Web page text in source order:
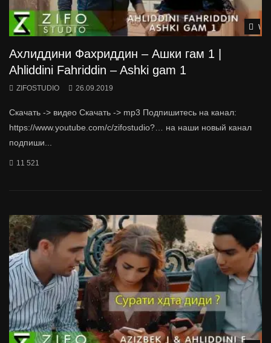
Ахлиддини Фахриддин – Ашки гам 1 |
Ahliddini Fahriddin – Ashki gam 1
ZIFOSTUDIO 26.09.2019
Скачать -> видео Скачать -> mp3 Подпишитесь на канал:
https://www.youtube.com/c/zifostudio?… на наши новый канал
подпиши...
11 521